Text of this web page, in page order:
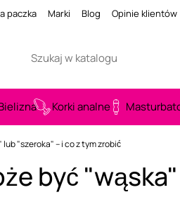
paczka Marki Blog Opinie klientów
Korki analne
"szeroka" – i co z tym zrobić
być